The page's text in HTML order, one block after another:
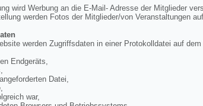
wird Werbung an die E-Mail- Adresse der Mitglieder
werden Fotos der Mitglieder/von Veranstaltungen
werden Zugriffsdaten in einer Protokolldatei auf
Endgeräts,
Datei,
war,